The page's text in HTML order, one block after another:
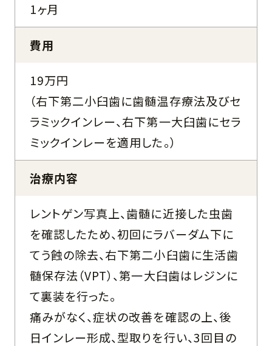
1ヶ月
費用
19万円
（右下第二小臼歯に歯髄温存療法及びセ
ラミックインレー、右下第一大臼歯にセラ
ミックインレーを適用した。）
治療内容
レントゲン写真上、歯髄に近接した虫歯
を確認したため、初回にラバーダム下に
てう蝕の除去、右下第二小臼歯に生活歯
髄保存法（VPT）、第一大臼歯はレジンに
て裏装を行った。
痛みがなく、症状の改善を確認の上、後
日インレー形成、型取りを行い、3回目の